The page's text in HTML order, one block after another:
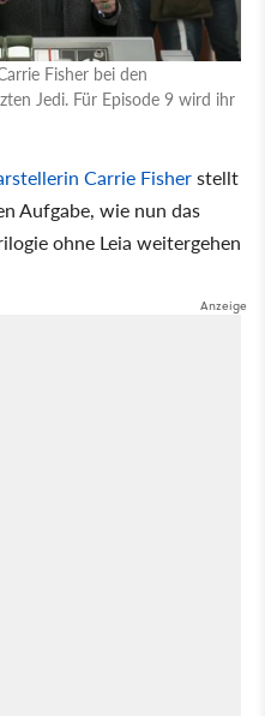
Fisher bei den
Jedi. Für Episode 9 wird ihr
Carrie Fisherstellt
Aufgabe, wie nun das
ohne Leia weitergehen